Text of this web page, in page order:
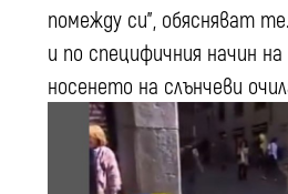
помежду си", обясняват
и по специфичния начин на
носенето на слънчеви